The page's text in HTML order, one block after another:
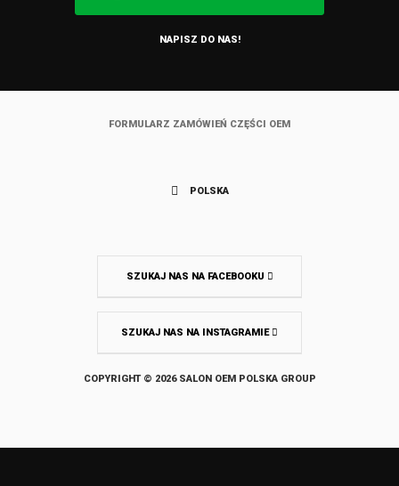
NAPISZ DO NAS!
FORMULARZ ZAMÓWIEŃ CZĘŚCI OEM
POLSKA
SZUKAJ NAS NA FACEBOOKU
SZUKAJ NAS NA INSTAGRAMIE
COPYRIGHT © 2026 SALON OEM POLSKA GROUP